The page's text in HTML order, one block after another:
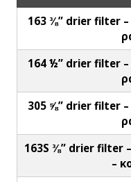
163 ⅜” drier filter
164 ½” drier filter
305 ⅝” drier filter
163S ⅜” drier filter
–